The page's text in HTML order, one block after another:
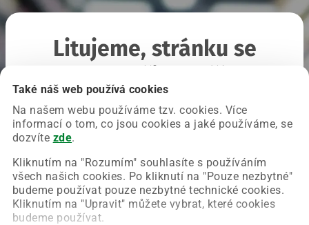
Také náš web používá cookies
Na našem webu používáme tzv. cookies. Více
informací o tom, co jsou cookies a jaké používáme, se
dozvíte zde.
Kliknutím na "Rozumím" souhlasíte s používáním
všech našich cookies. Po kliknutí na "Pouze nezbytné"
budeme používat pouze nezbytné technické cookies.
Kliknutím na "Upravit" můžete vybrat, které cookies
budeme používat.
Litujeme, stránku se
Chyba nastala na naší straně a už ji opravujeme.
Zkuste prosím znovu načíst požadovanou stránku.
Obnovit stránku Úvodní strana